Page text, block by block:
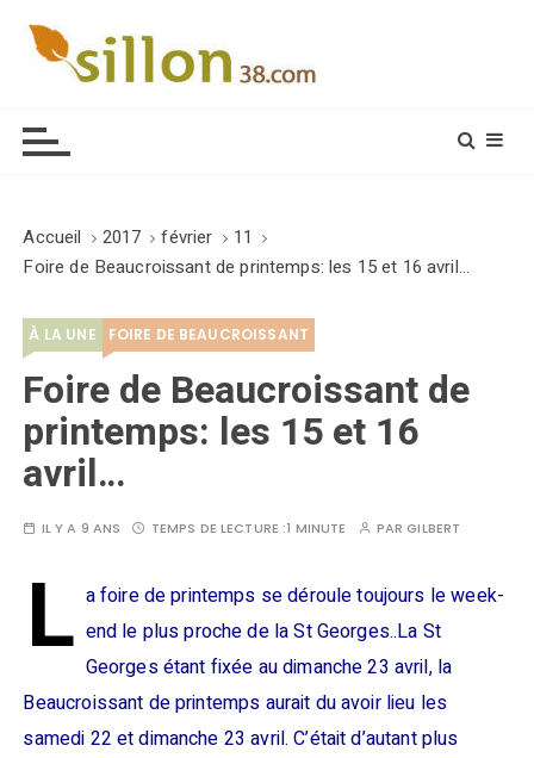
Accueil 2017 février
11
Foire de Beaucroissant de printemps: les 15 et 16 avril…
À LA UNE FOIRE DE BEAUCROISSANT
Foire de Beaucroissant de
printemps: les 15 et 16
avril…
IL Y A 9 ANS TEMPS DE LECTURE :1 MINUTE PARGILBERT
L a foire de printemps se déroule toujours le week-
end le plus proche de la St Georges..La St
Georges étant fixée au dimanche 23 avril, la
Beaucroissant de printemps aurait du avoir lieu les
samedi 22 et dimanche 23 avril. C’était d’autant plus